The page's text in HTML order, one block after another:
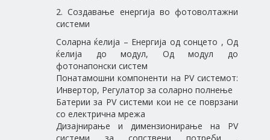
2. Создавање енергија во фотоволтажни
системи
Соларна ќелија – Енергија од сонцето , Од
ќелија до модул, Од модул до
фотонапонски систем
Понатамошни компоненти на PV системот:
Инвертор, Регулатор за соларно полнење
Батерии за PV системи кои не се поврзани
со електрична мрежа
Дизајнирање и димензионирање на PV